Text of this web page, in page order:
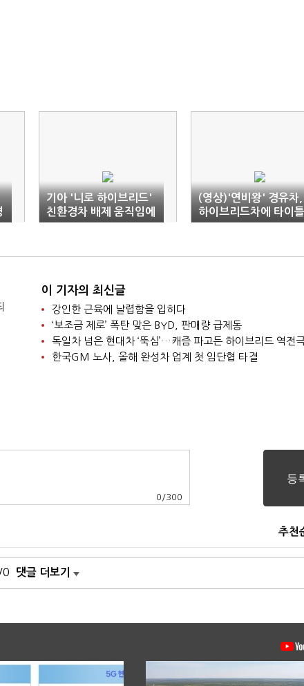
기아 '니로 하이브리드'
친환경차 배제 움직임에
'긴장'
(영상)'연비왕' 경유차,
하이브리드차에 타이틀
뺏겨
이 기자의 최신글
강인한 근육에 날렵함을 입히다
‘보조금 제로’ 폭탄 맞은 BYD, 판매량 급제동
독일차 넘은 현대차 ‘뚝심’…캐즘 파고든 하이브리드 역전
한국GM 노사, 올해 완성차 업계 첫 임단협 타결
0 /300
추천
0 댓글 더보기